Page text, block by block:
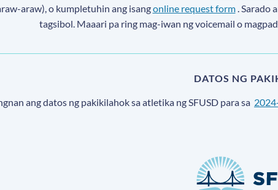
araw), o kumpletuhin ang isangonline request form. Sarado
tagsibol. Maaari pa ring mag-iwan ng voicemail o
DATOS NG
ang datos ng pakikilahok sa atletika ng SFUSD para sa